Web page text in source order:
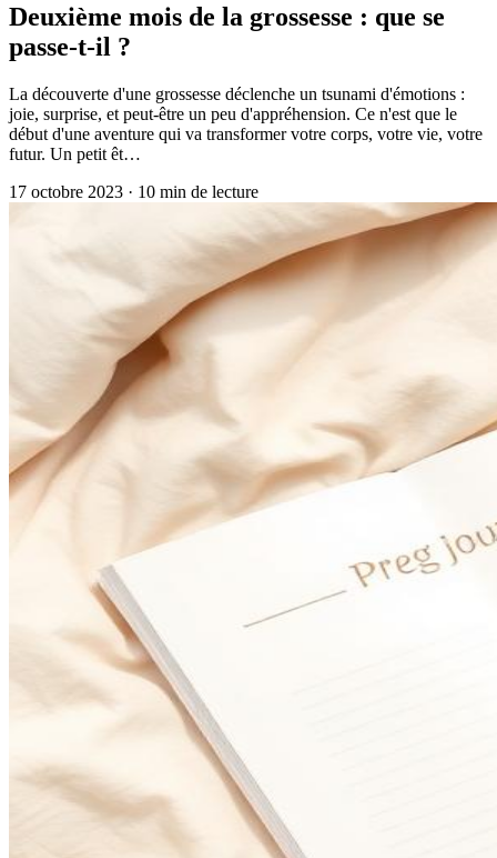
Deuxième mois de la grossesse : que se
passe-t-il ?
La découverte d'une grossesse déclenche un tsunami d'émotions :
joie, surprise, et peut-être un peu d'appréhension. Ce n'est que le
début d'une aventure qui va transformer votre corps, votre vie, votre
futur. Un petit êt…
17 octobre 2023 · 10 min de lecture